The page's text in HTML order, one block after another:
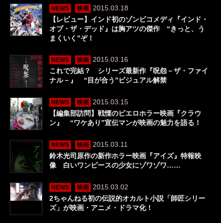
NEWS 映画
2015.03.18
【レビュー】インド初のゾンビコメディ『インド・
オブ・ザ・デッド』は胸アツの傑作 “きっと、う
まくいく”ぞ！
NEWS 映画
2015.03.16
これで完結？ シリーズ最新作『呪怨－ザ・ファイ
ナル－』 “目が合う”ビジュアル解禁
NEWS 映画
2015.03.15
【編集部訪問】戦慄のピエロホラー映画『クラウ
ン』 “ワケあり”宣伝マンが映画の魅力を語る！
NEWS 映画
2015.03.11
鈴木光司原作の新作ホラー映画『アイズ』特報映
像 白いワンピースの少女にゾワゾワ……
NEWS 映画
2015.03.02
2ちゃんねる初の伝説的オカルト小説「師匠シリー
ズ」が映画・アニメ・ドラマ化！